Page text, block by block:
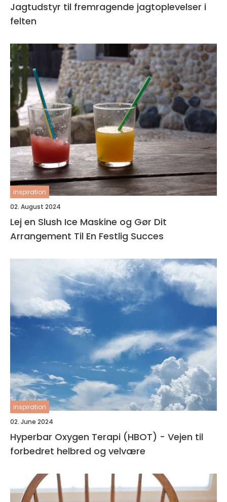
Jagtudstyr til fremragende jagtoplevelser i
felten
inspiration
02. August 2024
Lej en Slush Ice Maskine og Gør Dit
Arrangement Til En Festlig Succes
inspiration
02. June 2024
Hyperbar Oxygen Terapi (HBOT) - Vejen til
forbedret helbred og velvære